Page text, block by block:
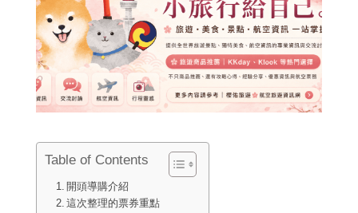
Table of Contents
開頭導購介紹
這次整理的票券重點